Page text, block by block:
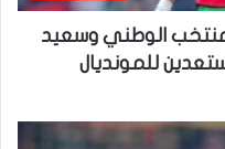
الوطني وسعيد
للمونديال